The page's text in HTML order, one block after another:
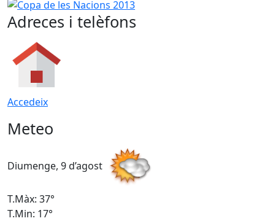
Copa de les Nacions 2013
Adreces i telèfons
Accedeix
Meteo
Diumenge, 9 d’agost
T.Màx: 37°
T.Min: 17°